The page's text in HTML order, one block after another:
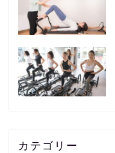
カテゴリー